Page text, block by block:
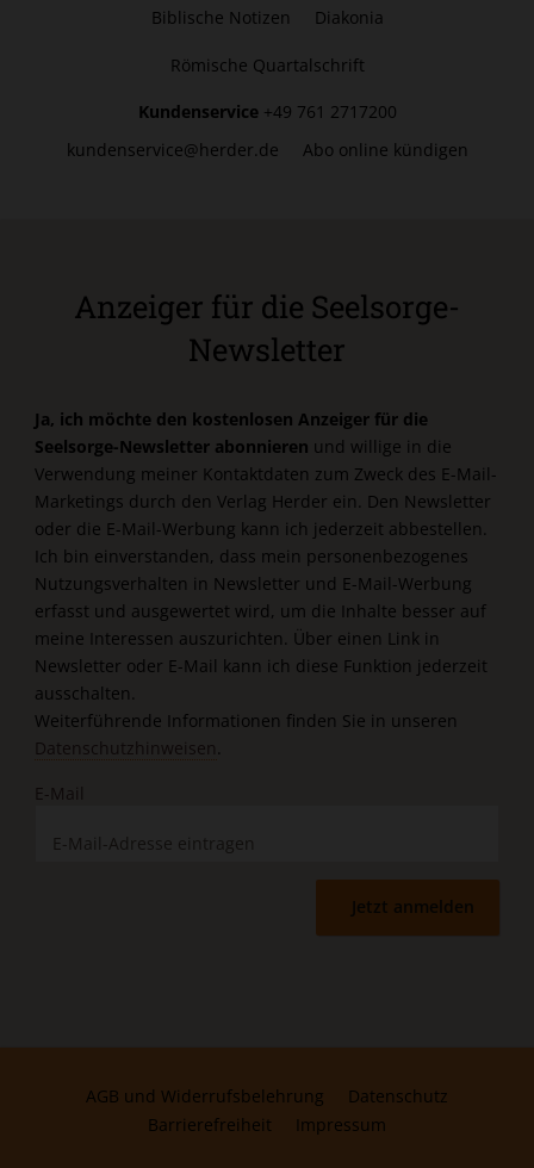
Biblische Notizen Diakonia
Römische Quartalschrift
Kundenservice +49 761 2717200
kundenservice@herder.de
Abo online kündigen
Anzeiger für die Seelsorge-
Newsletter
Ja, ich möchte den kostenlosen Anzeiger für die
Seelsorge-Newsletter abonnieren und willige in die
Verwendung meiner Kontaktdaten zum Zweck des E-Mail-
Marketings durch den Verlag Herder ein. Den Newsletter
oder die E-Mail-Werbung kann ich jederzeit abbestellen.
Ich bin einverstanden, dass mein personenbezogenes
Nutzungsverhalten in Newsletter und E-Mail-Werbung
erfasst und ausgewertet wird, um die Inhalte besser auf
meine Interessen auszurichten. Über einen Link in
Newsletter oder E-Mail kann ich diese Funktion jederzeit
ausschalten.
Weiterführende Informationen finden Sie in unseren
Datenschutzhinweisen.
E-Mail
Jetzt anmelden
AGB und Widerrufsbelehrung
Datenschutz
Barrierefreiheit
Impressum